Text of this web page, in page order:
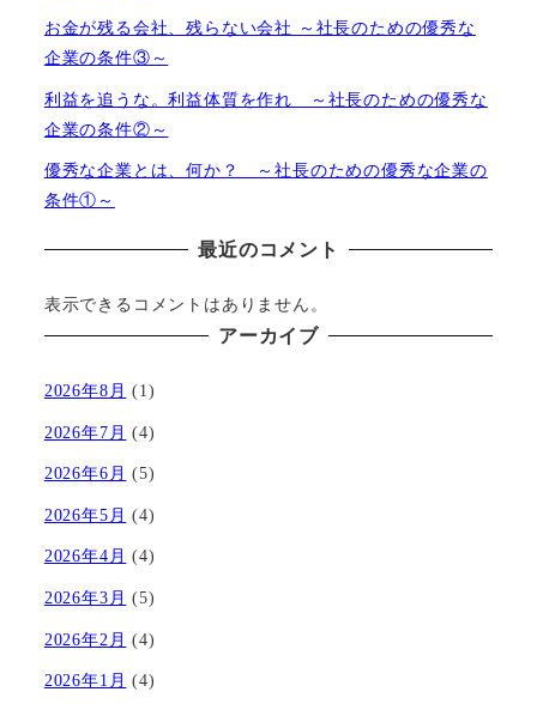
お金が残る会社、残らない会社 ～社長のための優秀な
企業の条件③～
利益を追うな。利益体質を作れ ～社長のための優秀な
企業の条件②～
優秀な企業とは、何か？ ～社長のための優秀な企業の
条件①～
最近のコメント
表示できるコメントはありません。
アーカイブ
2026年8月 (1)
2026年7月 (4)
2026年6月 (5)
2026年5月 (4)
2026年4月 (4)
2026年3月 (5)
2026年2月 (4)
2026年1月 (4)